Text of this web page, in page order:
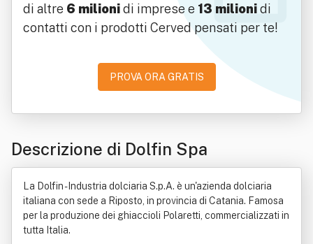
di altre 6 milionidi imprese e 13 milionidi
contatti con i prodotti Cerved pensati per te!
PROVA ORA GRATIS
Descrizione di Dolfin Spa
La Dolfin - Industria dolciaria S.p.A. è un'azienda dolciaria
italiana con sede a Riposto, in provincia di Catania. Famosa
per la produzione dei ghiaccioli Polaretti, commercializzati in
tutta Italia.